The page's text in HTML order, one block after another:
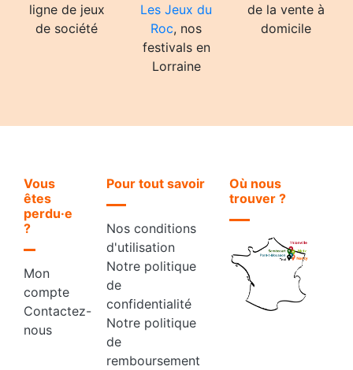
ligne de jeux
de société
Les Jeux du
Roc, nos
festivals en
Lorraine
de la vente à
domicile
Vous
êtes
perdu·e
?
Mon
compte
Contactez-
nous
Pour tout savoir
Nos conditions
d'utilisation
Notre politique
de
confidentialité
Notre politique
de
remboursement
Où nous
trouver ?